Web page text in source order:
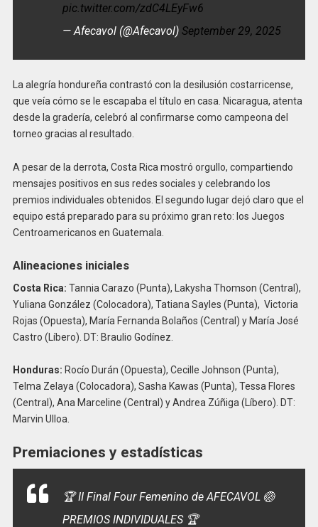
pic.twitter.com/zdC4LEyFw6
— Afecavol (@Afecavol) September 29, 2025
La alegría hondureña contrastó con la desilusión costarricense,
que veía cómo se le escapaba el título en casa. Nicaragua, atenta
desde la gradería, celebró al confirmarse como campeona del
torneo gracias al resultado.
A pesar de la derrota, Costa Rica mostró orgullo, compartiendo
mensajes positivos en sus redes sociales y celebrando los
premios individuales obtenidos. El segundo lugar dejó claro que el
equipo está preparado para su próximo gran reto: los Juegos
Centroamericanos en Guatemala.
Alineaciones iniciales
Costa Rica: Tannia Carazo (Punta), Lakysha Thomson (Central),
Yuliana González (Colocadora), Tatiana Sayles (Punta), Victoria
Rojas (Opuesta), María Fernanda Bolaños (Central) y María José
Castro (Líbero). DT: Braulio Godínez.
Honduras: Rocío Durán (Opuesta), Cecille Johnson (Punta),
Telma Zelaya (Colocadora), Sasha Kawas (Punta), Tessa Flores
(Central), Ana Marceline (Central) y Andrea Zúñiga (Líbero). DT:
Marvin Ulloa.
Premiaciones y estadísticas
🏆 II Final Four Femenino de AFECAVOL 🏐
PREMIOS INDIVIDUALES 🏆